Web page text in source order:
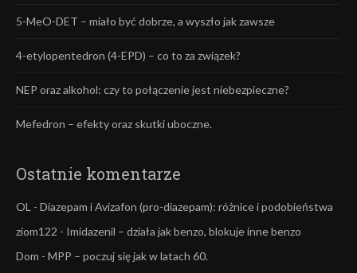
5-MeO-DET – miało być dobrze, a wyszło jak zawsze
4-etylopentedron (4-EPD) – co to za związek?
NEP oraz alkohol: czy to połączenie jest niebezpieczne?
Mefedron – efekty oraz skutki uboczne.
Ostatnie komentarze
OL - Diazepam i Avizafon (pro-diazepam): różnice i podobieństwa
ziom122 - Imidazenil – działa jak benzo, blokuje inne benzo
Dom - MPP – poczuj się jak w latach 60.